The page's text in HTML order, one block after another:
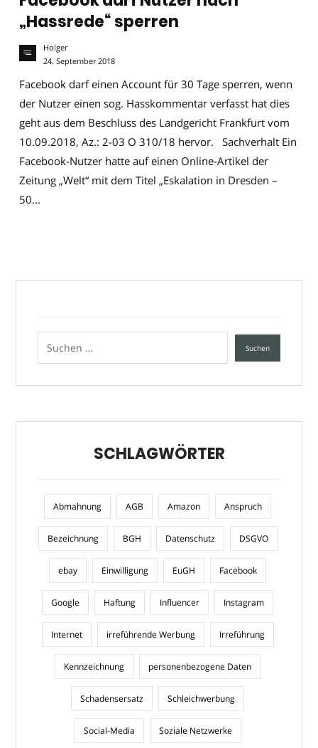
„Hassrede“ sperren
Holger
24. September 2018
Facebook darf einen Account für 30 Tage sperren, wenn
der Nutzer einen sog. Hasskommentar verfasst hat dies
geht aus dem Beschluss des Landgericht Frankfurt vom
10.09.2018, Az.: 2-03 O 310/18 hervor. Sachverhalt Ein
Facebook-Nutzer hatte auf einen Online-Artikel der
Zeitung „Welt“ mit dem Titel „Eskalation in Dresden –
50...
SCHLAGWÖRTER
Abmahnung AGB Amazon Anspruch
Bezeichnung BGH Datenschutz DSGVO
ebay Einwilligung EuGH Facebook
Google Haftung Influencer Instagram
Internet irreführende Werbung Irreführung
Kennzeichnung personenbezogene Daten
Schadensersatz Schleichwerbung
Social-Media Soziale Netzwerke